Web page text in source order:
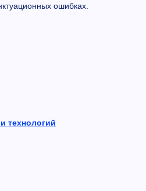
ошибках.
технологий